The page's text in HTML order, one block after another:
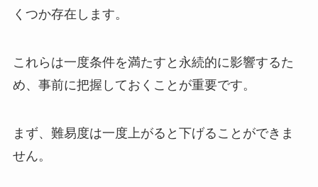
くつか存在します。
これらは一度条件を満たすと永続的に影響するた
め、事前に把握しておくことが重要です。
まず、難易度は一度上がると下げることができま
せん。